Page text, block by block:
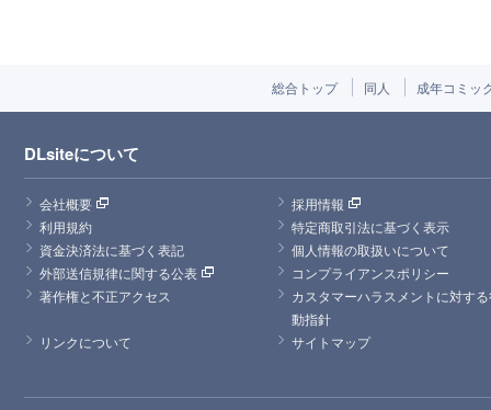
総合トップ 同人 成年コミッ
DLsiteについて
会社概要
採用情報
利用規約
特定商取引法に基づく表示
資金決済法に基づく表記
個人情報の取扱いについて
外部送信規律に関する公表
コンプライアンスポリシー
著作権と不正アクセス
カスタマーハラスメントに対す
動指針
リンクについて
サイトマップ